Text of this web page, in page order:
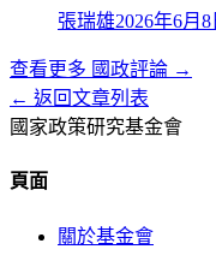
張瑞雄2026年6月8
查看更多 國政評論 →
← 返回文章列表
國家政策研究基金會
頁面
關於基金會